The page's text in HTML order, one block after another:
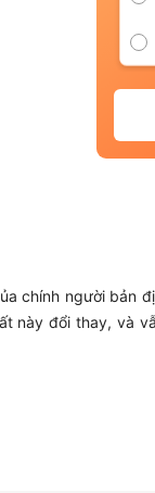
chính người bản
này đổi thay, và